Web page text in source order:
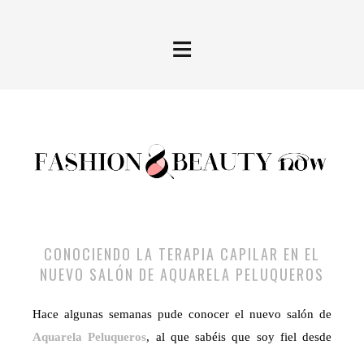
≡
CONOCIENDO LA TERAPIA CAPILAR EN EL
NUEVO SALÓN DE AQUARELA PELUQUEROS
Hace algunas semanas pude conocer el nuevo salón de
Aquarela Peluqueros, al que sabéis que soy fiel desde